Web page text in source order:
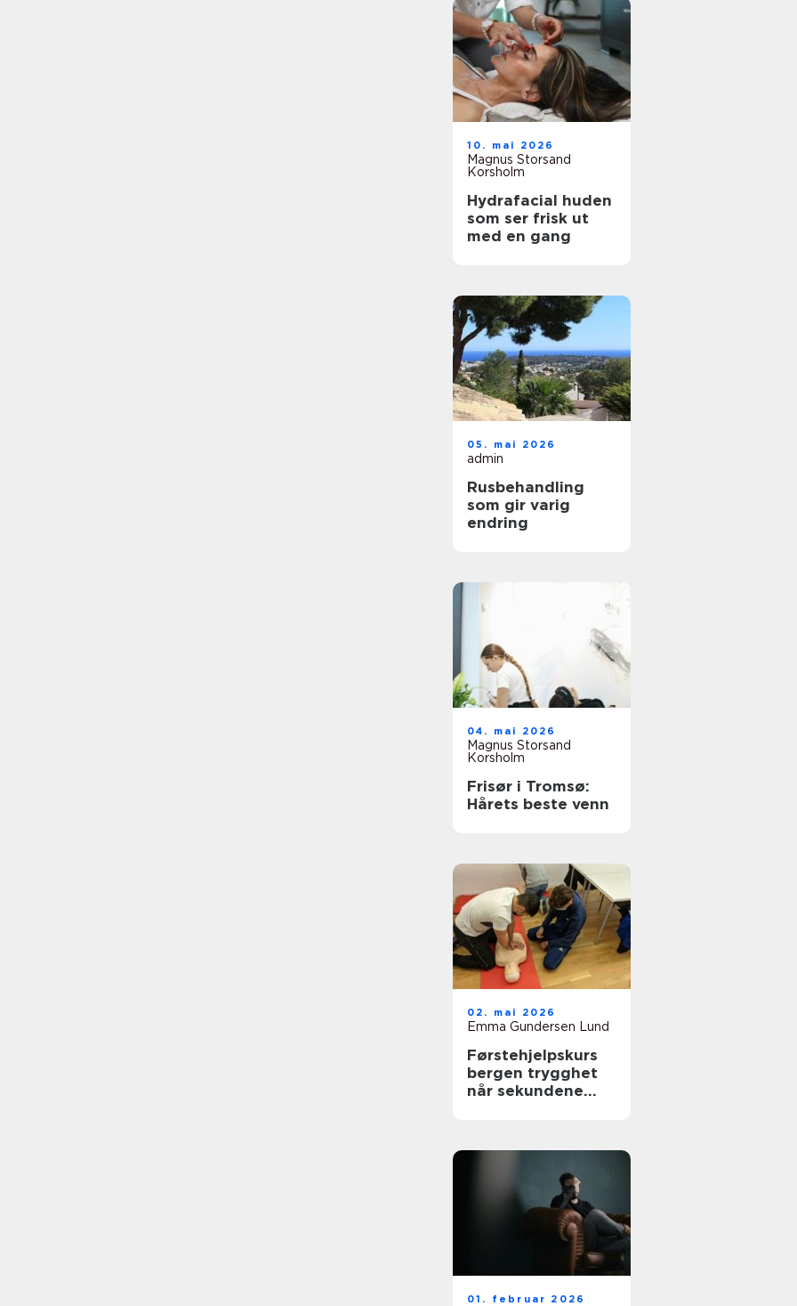
10. mai 2026
Magnus Storsand
Korsholm
Hydrafacial huden
som ser frisk ut
med en gang
05. mai 2026
admin
Rusbehandling
som gir varig
endring
04. mai 2026
Magnus Storsand
Korsholm
Frisør i Tromsø:
Hårets beste venn
02. mai 2026
Emma Gundersen Lund
Førstehjelpskurs
bergen trygghet
når sekundene
01. februar 2026